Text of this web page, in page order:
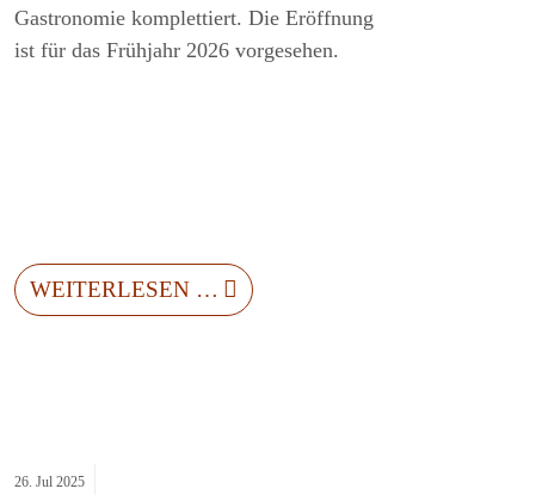
Gastronomie komplettiert. Die Eröffnung
ist für das Frühjahr 2026 vorgesehen.
WEITERLESEN …
26. Jul 2025